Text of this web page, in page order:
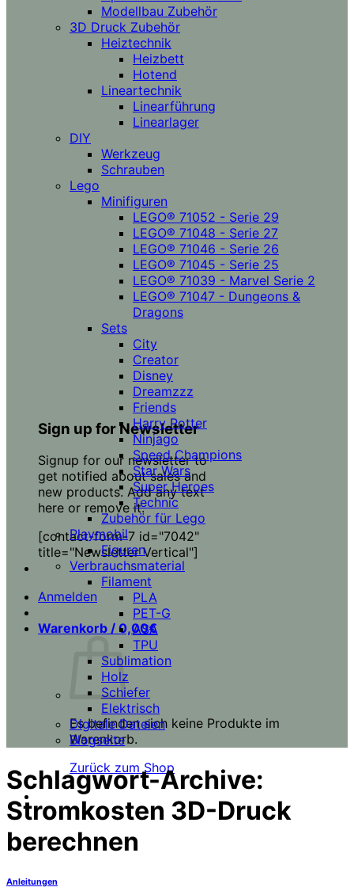
Sign up for Newsletter
Signup for our newsletter to
get notified about sales and
new products. Add any text
here or remove it.
[contact-form-7 id="7042"
title="Newsletter Vertical"]
Anmelden
Warenkorb / 0,00€
Es befinden sich keine Produkte im
Warenkorb.
Zurück zum Shop
Modellbau Zubehör
3D Druck Zubehör
Heiztechnik
Heizbett
Hotend
Lineartechnik
Linearführung
Linearlager
DIY
Werkzeug
Schrauben
Lego
Minifiguren
LEGO® 71052 - Serie 29
LEGO® 71048 - Serie 27
LEGO® 71046 - Serie 26
LEGO® 71045 - Serie 25
LEGO® 71039 - Marvel Serie 2
LEGO® 71047 - Dungeons &
Dragons
Sets
City
Creator
Disney
Dreamzzz
Friends
Harry Potter
Ninjago
Speed Champions
Star Wars
Super Heroes
Technic
Zubehör für Lego
Playmobil
Figuren
Verbrauchsmaterial
Filament
PLA
PET-G
ASA
TPU
Sublimation
Holz
Schiefer
Elektrisch
Digitale Dateien
Blogseite
Schlagwort-Archive:
Stromkosten 3D-Druck
berechnen
Anleitungen